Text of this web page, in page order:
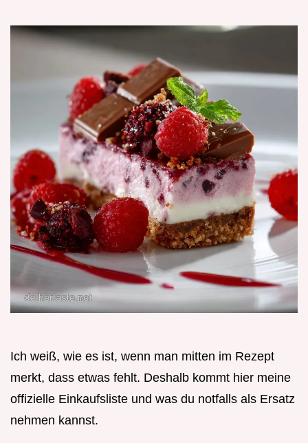
Ich weiß, wie es ist, wenn man mitten im Rezept
merkt, dass etwas fehlt. Deshalb kommt hier meine
offizielle Einkaufsliste und was du notfalls als Ersatz
nehmen kannst.